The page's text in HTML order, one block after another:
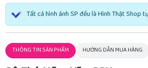
Tất cả hình ảnh SP đều là Hình Thật Shop
THÔNG TIN SẢN PHẨM HƯỚNG DẪN MUA HÀNG